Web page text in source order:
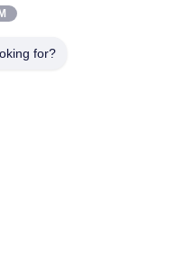
IC Do pakietu
for?